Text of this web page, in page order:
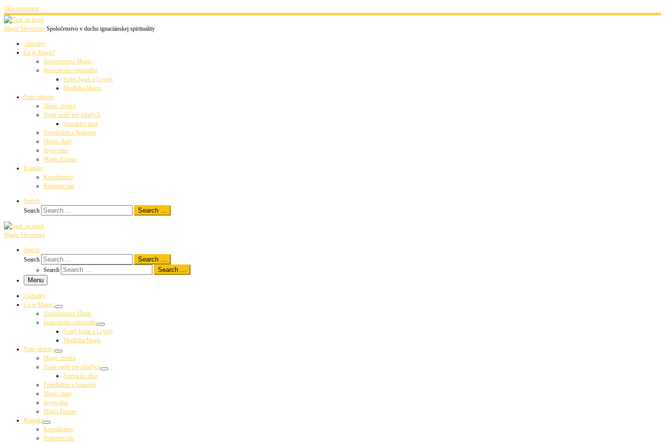
Skip to content
Magis Slovensko Spoločenstvo v duchu ignaciánskej spirituality
Aktuality
Čo je Magis?
Spoločenstvo Magis
Ignaciánska spiritualita
Svätý Ignác z Loyoly
Modlitba Magis
Naše aktivity
Magis stretká
Sväté omše pre mladých
Spevácky zbor
Popoludnie s Ignácom
Magis chaty
Inygo ples
Magis Europe
Kontakt
Koordinátori
Podporte nás
Search
Search
Search …
Magis Slovensko
Search
Search
Search …
Search
Search …
Menu
Aktuality
Čo je Magis?
Spoločenstvo Magis
Ignaciánska spiritualita
Svätý Ignác z Loyoly
Modlitba Magis
Naše aktivity
Magis stretká
Sväté omše pre mladých
Spevácky zbor
Popoludnie s Ignácom
Magis chaty
Inygo ples
Magis Europe
Kontakt
Koordinátori
Podporte nás